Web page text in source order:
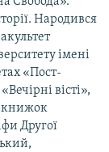
Народився
імені
«Пост-
вісті»,
книжок
Другої